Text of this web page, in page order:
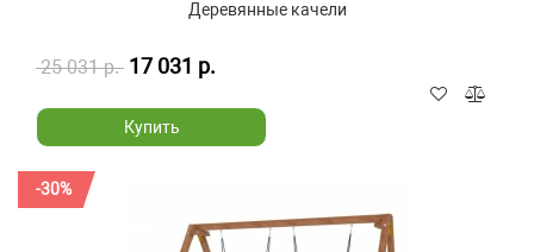
Деревянные качели
25 031 р. 17 031 р.
Купить
-30%